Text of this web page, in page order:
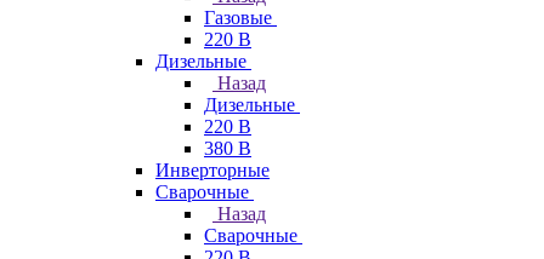
Газовые
220 В
Дизельные
Назад
Дизельные
220 В
380 В
Инверторные
Сварочные
Назад
Сварочные